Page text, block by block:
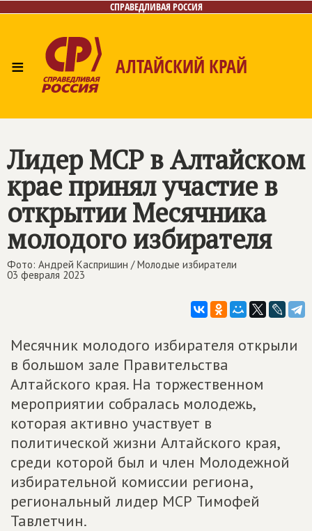
СПРАВЕДЛИВАЯ РОССИЯ
≡ АЛТАЙСКИЙ КРАЙ
Контакты
Лидер МСР в Алтайском
крае принял участие в
открытии Месячника
молодого избирателя
Фото: Андрей Каспришин / Молодые избиратели
03 февраля 2023
Месячник молодого избирателя открыли
в большом зале Правительства
Алтайского края. На торжественном
мероприятии собралась молодежь,
которая активно участвует в
политической жизни Алтайского края,
среди которой был и член Молодежной
избирательной комиссии региона,
региональный лидер МСР Тимофей
Тавлетчин.